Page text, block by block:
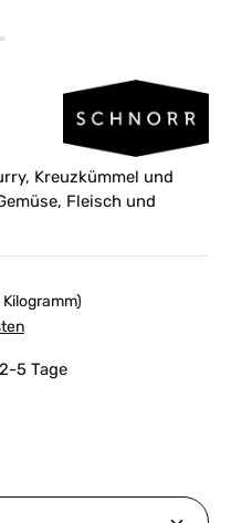
Kreuzkümmel und
Fleisch und
5 Tage
Wert ein